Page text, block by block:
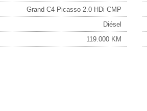
Grand C4 Picasso 2.0 HDi CMP
Diésel
119.000 KM